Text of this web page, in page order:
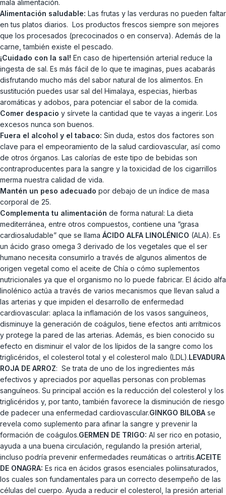
mala alimentación.
Alimentación saludable: Las frutas y las verduras no pueden faltar
en tus platos diarios. Los productos frescos siempre son mejores
que los procesados (precocinados o en conserva). Además de la
carne, también existe el pescado.
¡Cuidado con la sal! En caso de hipertensión arterial reduce la
ingesta de sal. Es más fácil de lo que te imaginas, pues acabarás
disfrutando mucho más del sabor natural de los alimentos. En
sustitución puedes usar sal del Himalaya, especias, hierbas
aromáticas y adobos, para potenciar el sabor de la comida.
Comer despacio y sírvete la cantidad que te vayas a ingerir. Los
excesos nunca son buenos.
Fuera el alcohol y el tabaco: Sin duda, estos dos factores son
clave para el empeoramiento de la salud cardiovascular, así como
de otros órganos. Las calorías de este tipo de bebidas son
contraproducentes para la sangre y la toxicidad de los cigarrillos
merma nuestra calidad de vida.
Mantén un peso adecuado por debajo de un índice de masa
corporal de 25.
Complementa tu alimentación de forma natural: La dieta
mediterránea, entre otros compuestos, contiene una “grasa
cardiosaludable” que se llama ÁCIDO ALFA LINOLÉNICO (ALA). Es
un ácido graso omega 3 derivado de los vegetales que el ser
humano necesita consumirlo a través de algunos alimentos de
origen vegetal como el aceite de Chía o cómo suplementos
nutricionales ya que el organismo no lo puede fabricar. El ácido alfa
linolénico actúa a través de varios mecanismos que llevan salud a
las arterias y que impiden el desarrollo de enfermedad
cardiovascular: aplaca la inflamación de los vasos sanguíneos,
disminuye la generación de coágulos, tiene efectos anti arrítmicos
y protege la pared de las arterias. Además, es bien conocido su
efecto en disminuir el valor de los lípidos de la sangre como los
triglicéridos, el colesterol total y el colesterol malo (LDL).LEVADURA
ROJA DE ARROZ: Se trata de uno de los ingredientes más
efectivos y apreciados por aquellas personas con problemas
sanguíneos. Su principal acción es la reducción del colesterol y los
triglicéridos y, por tanto, también favorece la disminución de riesgo
de padecer una enfermedad cardiovascular.GINKGO BILOBA se
revela como suplemento para afinar la sangre y prevenir la
formación de coágulos.GERMEN DE TRIGO: Al ser rico en potasio,
ayuda a una buena circulación, regulando la presión arterial,
incluso podría prevenir enfermedades reumáticas o artritis.ACEITE
DE ONAGRA: Es rica en ácidos grasos esenciales poliinsaturados,
los cuales son fundamentales para un correcto desempeño de las
células del cuerpo. Ayuda a reducir el colesterol, la presión arterial